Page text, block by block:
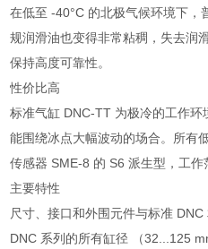
在低至 -40°C 的北极气候环境下，
规润滑油也变得非常粘稠，失去润
保持高度可靠性。
性价比高
标准气缸 DNC-TT 为极冷的工作
能围绕冰点大幅波动的场合。所有
传感器 SME-8 的 S6 派生型，工作
主要特性
尺寸、接口和外围元件与标准 DNC
DNC 系列的所有缸径 （32...125